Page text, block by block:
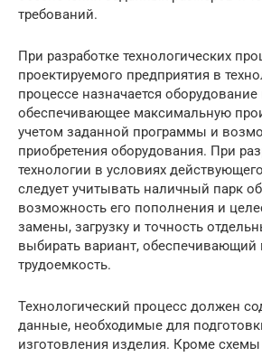
требований.
При разработке технологических
проектируемого предприятия в
процессе назначается
обеспечивающее максимальную
учетом заданной программы и
приобретения оборудования. При
технологии в условиях
следует учитывать наличный парк
возможность его пополнения и
замены, загрузку и точность
выбирать вариант,
трудоемкость.
Технологический процесс должен
данные, необходимые для
изготовления изделия. Кроме схемы